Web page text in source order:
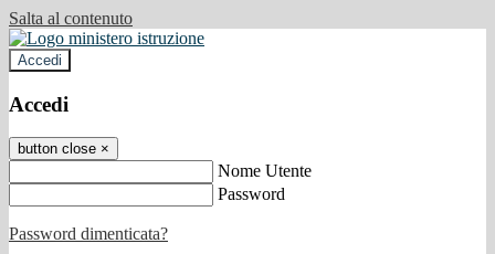
Salta al contenuto
Accedi
Accedi
button close ×
Nome Utente
Password
Password dimenticata?